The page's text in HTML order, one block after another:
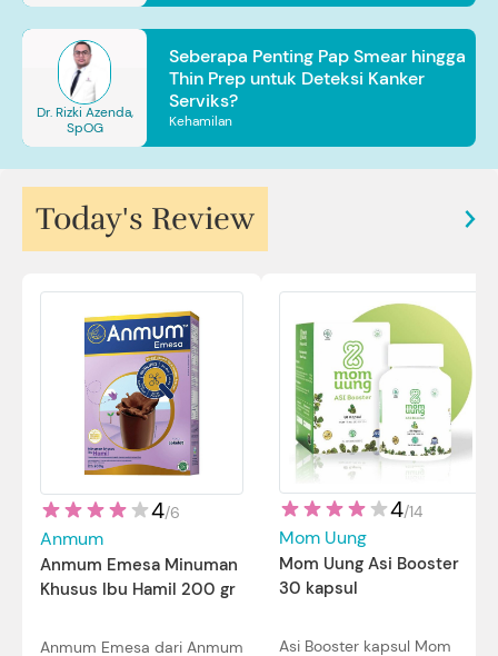
Dr. Rizki Azenda,
SpOG
Seberapa Penting Pap Smear hingga
Thin Prep untuk Deteksi Kanker
Serviks?
Kehamilan
Today's Review
4/6
Anmum
Anmum Emesa Minuman
Khusus Ibu Hamil 200 gr
Anmum Emesa dari Anmum
4/14
Mom Uung
Mom Uung Asi Booster
30 kapsul
Asi Booster kapsul Mom